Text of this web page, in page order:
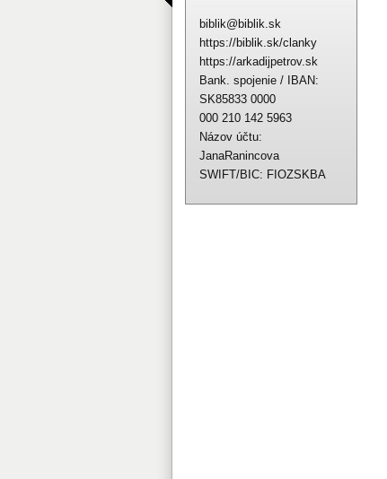
biblik@biblik.sk
https://biblik.sk/clanky
https://arkadijpetrov.sk
Bank. spojenie / IBAN:
SK85833 0000
000 210 142 5963
Názov účtu:
JanaRanincova
SWIFT/BIC: FIOZSKBA